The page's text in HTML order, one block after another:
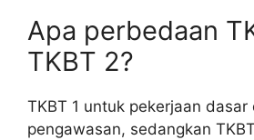
Apa perbedaan
TKBT 2?
TKBT 1 untuk pekerjaan dasar
pengawasan, sedangkan